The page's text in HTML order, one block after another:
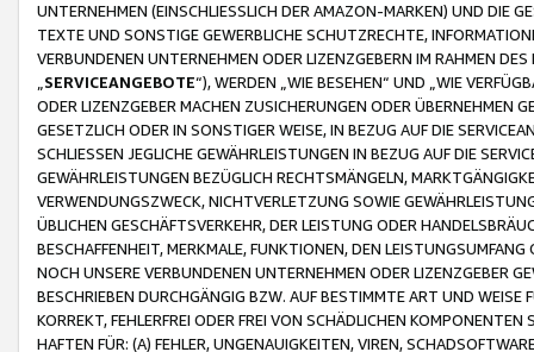
UNTERNEHMEN (EINSCHLIESSLICH DER AMAZON-MARKEN) UND DIE
TEXTE UND SONSTIGE GEWERBLICHE SCHUTZRECHTE,
VERBUNDENEN UNTERNEHMEN ODER LIZENZGEBERN IM RAHMEN
SERVICEANGEBOTE“), WERDEN „WIE BESEHEN“ UND „WIE
ODER LIZENZGEBER MACHEN ZUSICHERUNGEN ODER ÜBERNEHMEN
GESETZLICH ODER IN SONSTIGER WEISE, IN BEZUG AUF DIE
SCHLIESSEN JEGLICHE GEWÄHRLEISTUNGEN IN BEZUG AUF DIE
GEWÄHRLEISTUNGEN BEZÜGLICH RECHTSMÄNGELN,
VERWENDUNGSZWECK, NICHTVERLETZUNG SOWIE
ÜBLICHEN GESCHÄFTSVERKEHR, DER LEISTUNG ODER
BESCHAFFENHEIT, MERKMALE, FUNKTIONEN, DEN
NOCH UNSERE VERBUNDENEN UNTERNEHMEN ODER LIZENZGEBER
BESCHRIEBEN DURCHGÄNGIG BZW. AUF BESTIMMTE ART UND
KORREKT, FEHLERFREI ODER FREI VON SCHÄDLICHEN
HAFTEN FÜR: (A) FEHLER, UNGENAUIGKEITEN, VIREN,